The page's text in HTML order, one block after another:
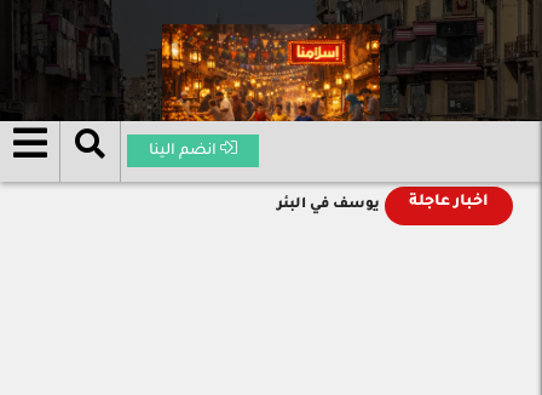
انضم الينا
اخبار عاجلة يوسف في البئر